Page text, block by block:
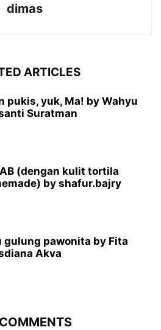
dimas
ARTICLES
pukis, yuk, Ma! by Wahyu
Suratman
(dengan kulit tortila
by shafur.bajry
gulung pawonita by Fita
Akva